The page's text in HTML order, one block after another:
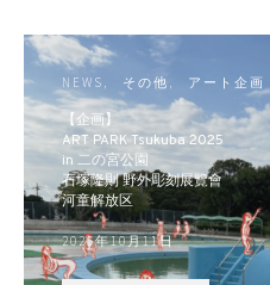
NEWS その他 アート企画
【企画】
ART PARK Tsukuba 2025
in 二の宮公園
石塚隆則 野外彫刻展覽會
河童解放区
2025年10月11日